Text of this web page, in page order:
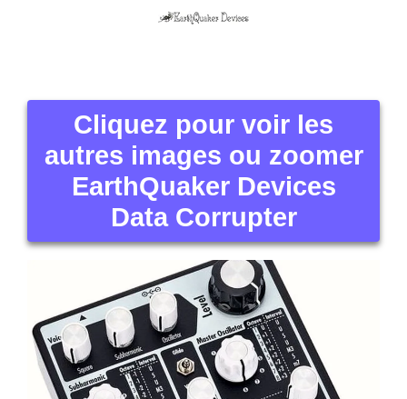
Cliquez pour voir les
autres images ou zoomer
EarthQuaker Devices
Data Corrupter